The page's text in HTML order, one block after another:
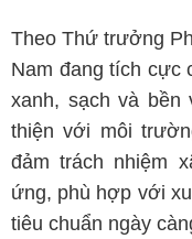
Theo Thứ trưởng
Nam đang tích cực
xanh, sạch và bền
thiện với môi
đảm trách nhiệm
ứng, phù hợp với
tiêu chuẩn ngày